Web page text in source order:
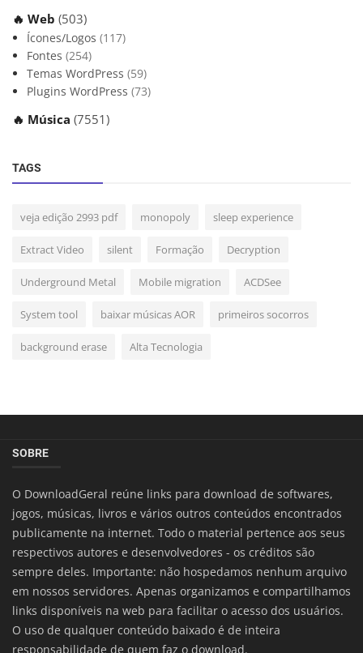
🔥 Web (503)
Ícones/Logos (117)
Fontes (254)
Temas WordPress (59)
Plugins WordPress (73)
🔥 Música (7551)
TAGS
veja edição 2993 pdf monopoly sleep experience
Extract Video silent Formação Decryption
Underground Metal Mobile migration ACDSee
System tool baixar músicas AOR primeiros socorros
background erase Alta Tecnologia
SOBRE
O DownloadGeral reúne links para download de softwares,
jogos, músicas, livros e vários outros conteúdos encontrados
publicamente na internet. Todo o material pertence aos seus
respectivos autores e desenvolvedores - os créditos são
sempre deles. Importante: não hospedamos nenhum arquivo
em nossos servidores. Apenas organizamos e compartilhamos
links disponíveis na web para facilitar o acesso dos usuários.
O uso de qualquer conteúdo baixado é de inteira
responsabilidade de quem faz o download.